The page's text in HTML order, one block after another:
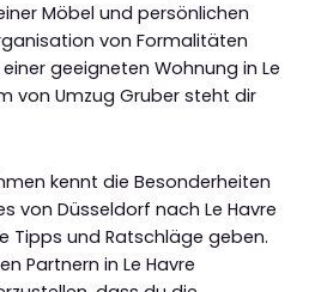
Möbel und persönlichen
von Formalitäten
geeigneten Wohnung in Le
von Umzug Gruber steht dir
kennt die Besonderheiten
von Düsseldorf nach Le Havre
Tipps und Ratschläge geben.
Partnern in Le Havre